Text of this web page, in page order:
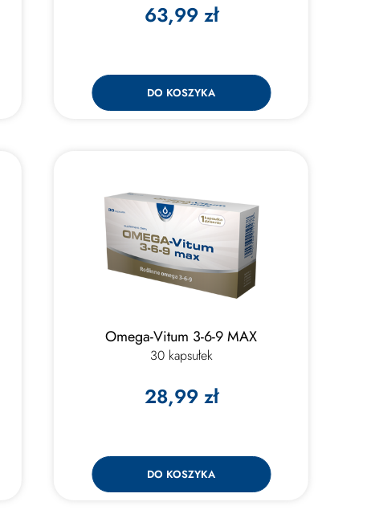
63,99 zł
DO KOSZYKA
Omega-Vitum 3-6-9 MAX
30 kapsułek
28,99 zł
DO KOSZYKA